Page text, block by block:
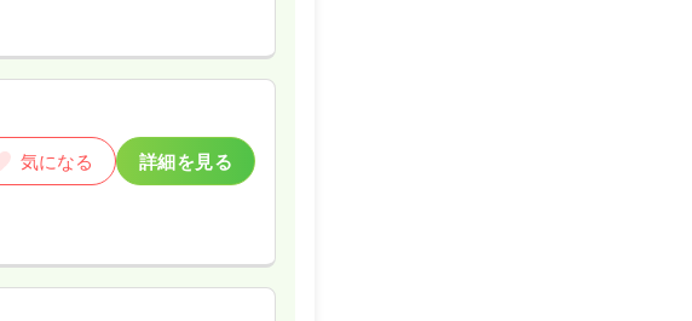
気になる 詳細を見る